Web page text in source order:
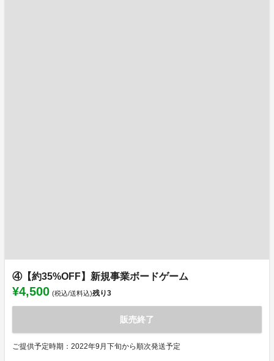
④【約35%OFF】新規事業ボードゲーム
¥4,500 (税込/送料込)残り3
販売終了
ご提供予定時期：2022年9月下旬から順次発送予定